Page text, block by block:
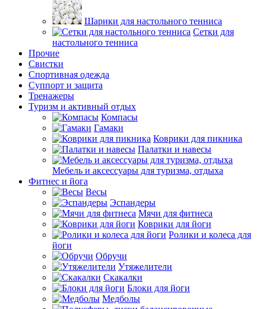
Шарики для настольного тенниса
Сетки для
настольного тенниса
Прочие
Свистки
Спортивная одежда
Суппорт и защита
Тренажеры
Туризм и активный отдых
Компасы
Гамаки
Коврики для пикника
Палатки и навесы
Мебель и аксессуары для туризма, отдыха
Фитнес и йога
Весы
Эспандеры
Мячи для фитнеса
Коврики для йоги
Ролики и колеса для
йоги
Обручи
Утяжелители
Скакалки
Блоки для йоги
Медболы